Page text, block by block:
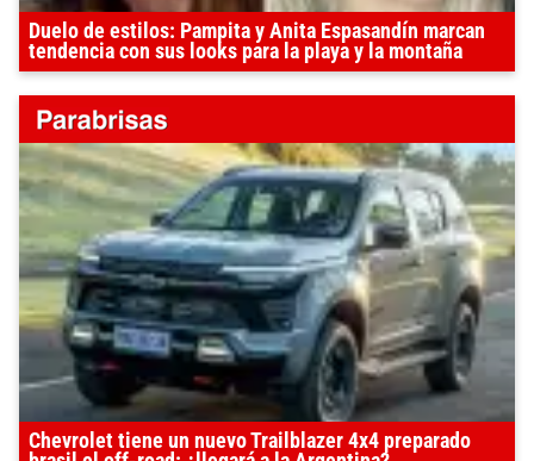
Duelo de estilos: Pampita y Anita Espasandín marcan
tendencia con sus looks para la playa y la montaña
Chevrolet tiene un nuevo Trailblazer 4x4 preparado